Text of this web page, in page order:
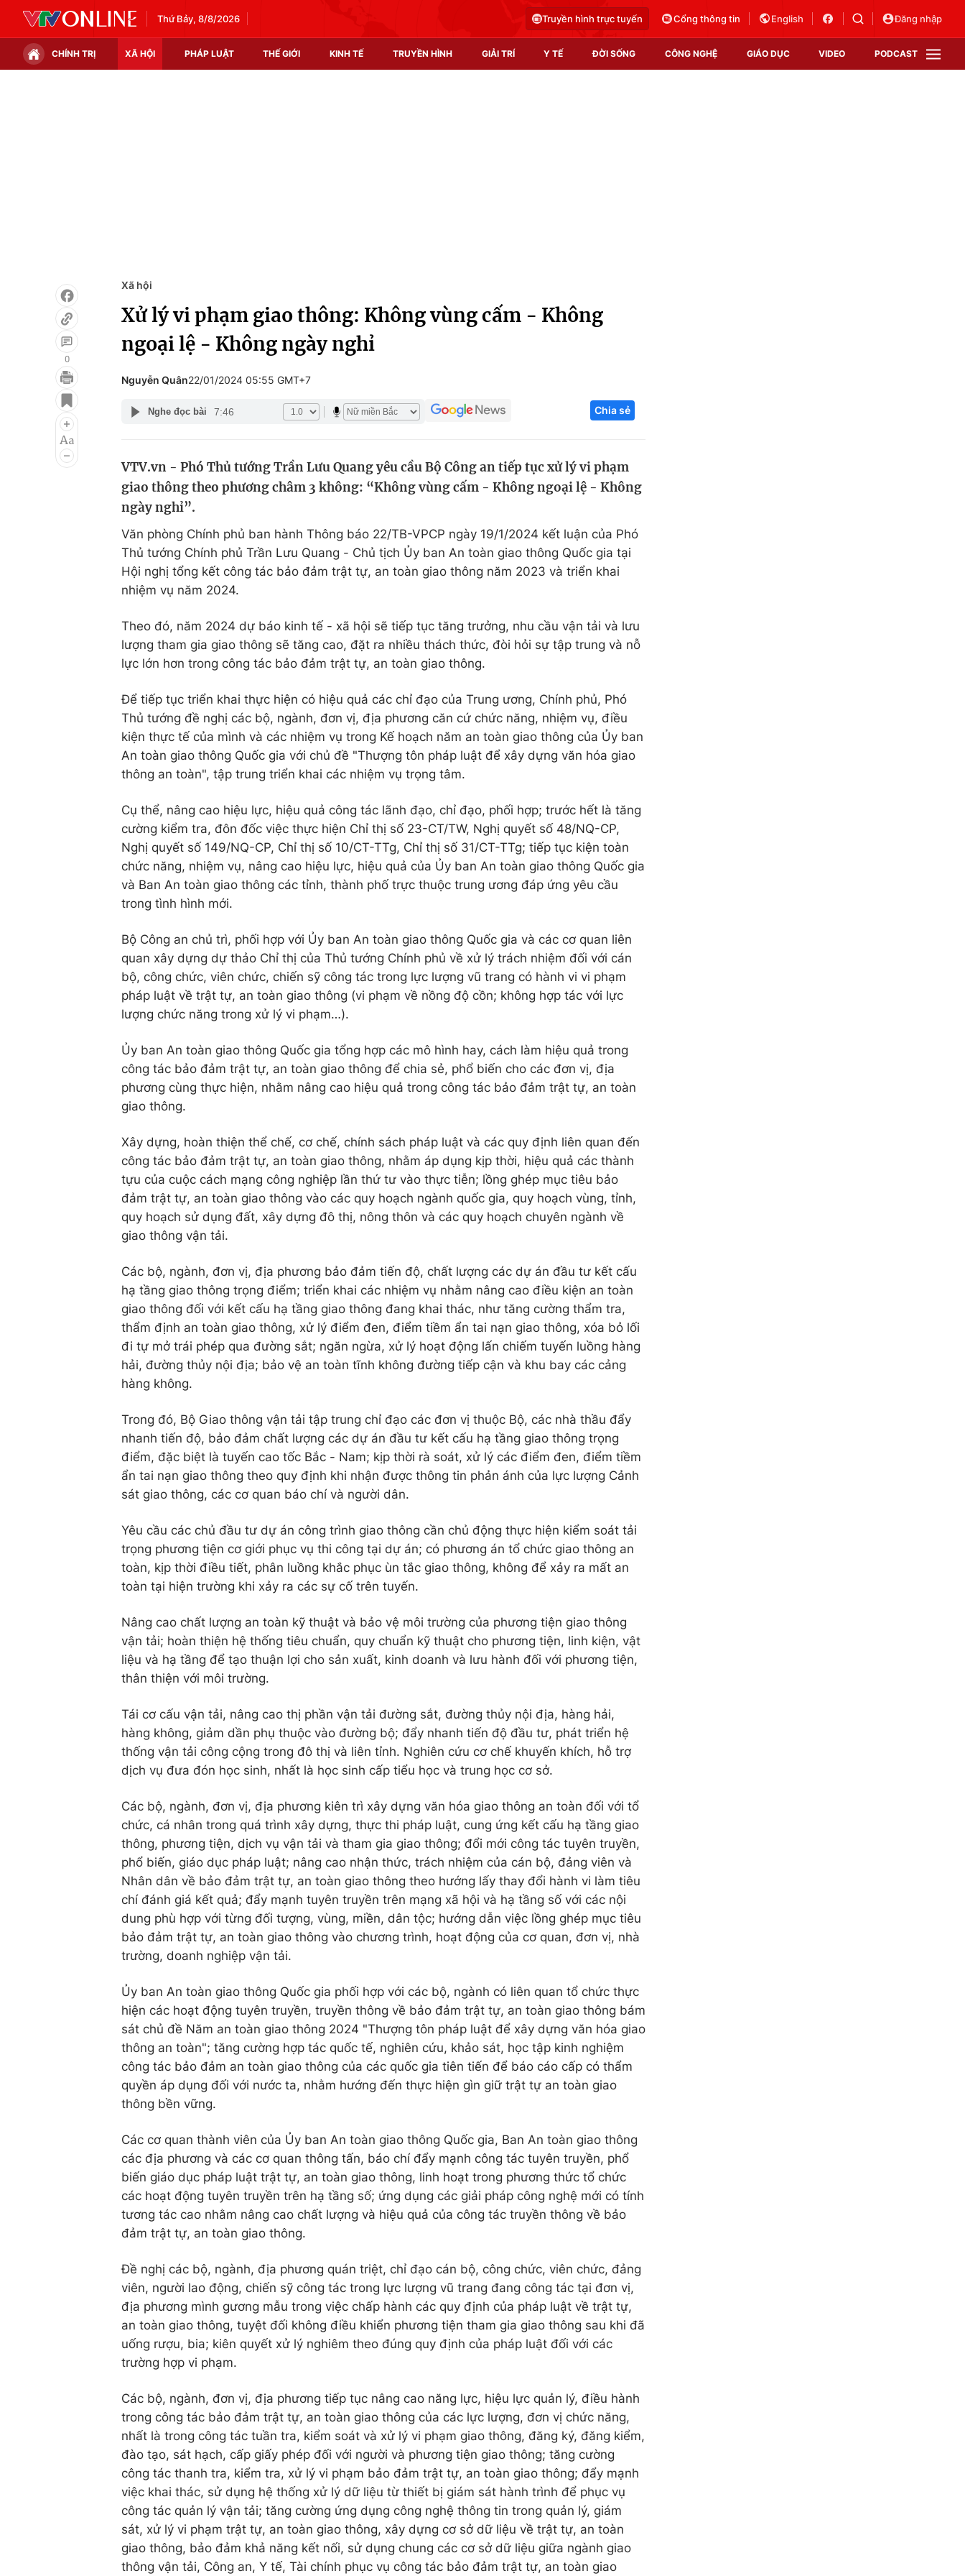
Thứ Bảy, 8/8/2026 Truyền hình trực tuyến Cổng thông tin English Đăng nhập
CHÍNH TRỊ XÃ HỘI PHÁP LUẬT THẾ GIỚI KINH TẾ TRUYỀN HÌNH GIẢI TRÍ Y TẾ ĐỜI SỐNG CÔNG NGHỆ GIÁO DỤC VIDEO PODCAST
Infographic
Điện ảnh
Âm nhạc
Du lịch
Chất lượng cuộc sống
Tuyển sinh
Hitech Công nghệ tương lai
Thị trường
0
Xã hội
Xử lý vi phạm giao thông: Không vùng cấm - Không
ngoại lệ - Không ngày nghỉ
Nguyễn Quân22/01/2024 05:55 GMT+7
Nghe đọc bài 7:46 Chia sẻ
VTV.vn - Phó Thủ tướng Trần Lưu Quang yêu cầu Bộ Công an tiếp tục xử lý vi phạm
giao thông theo phương châm 3 không: “Không vùng cấm - Không ngoại lệ - Không
ngày nghỉ”.
Văn phòng Chính phủ ban hành Thông báo 22/TB-VPCP ngày 19/1/2024 kết luận của Phó
Thủ tướng Chính phủ Trần Lưu Quang - Chủ tịch Ủy ban An toàn giao thông Quốc gia tại
Hội nghị tổng kết công tác bảo đảm trật tự, an toàn giao thông năm 2023 và triển khai
nhiệm vụ năm 2024.
Theo đó, năm 2024 dự báo kinh tế - xã hội sẽ tiếp tục tăng trưởng, nhu cầu vận tải và lưu
lượng tham gia giao thông sẽ tăng cao, đặt ra nhiều thách thức, đòi hỏi sự tập trung và nỗ
lực lớn hơn trong công tác bảo đảm trật tự, an toàn giao thông.
Để tiếp tục triển khai thực hiện có hiệu quả các chỉ đạo của Trung ương, Chính phủ, Phó
Thủ tướng đề nghị các bộ, ngành, đơn vị, địa phương căn cứ chức năng, nhiệm vụ, điều
kiện thực tế của mình và các nhiệm vụ trong Kế hoạch năm an toàn giao thông của Ủy ban
An toàn giao thông Quốc gia với chủ đề "Thượng tôn pháp luật để xây dựng văn hóa giao
thông an toàn", tập trung triển khai các nhiệm vụ trọng tâm.
Cụ thể, nâng cao hiệu lực, hiệu quả công tác lãnh đạo, chỉ đạo, phối hợp; trước hết là tăng
cường kiểm tra, đôn đốc việc thực hiện Chỉ thị số 23-CT/TW, Nghị quyết số 48/NQ-CP,
Nghị quyết số 149/NQ-CP, Chỉ thị số 10/CT-TTg, Chỉ thị số 31/CT-TTg; tiếp tục kiện toàn
chức năng, nhiệm vụ, nâng cao hiệu lực, hiệu quả của Ủy ban An toàn giao thông Quốc gia
và Ban An toàn giao thông các tỉnh, thành phố trực thuộc trung ương đáp ứng yêu cầu
trong tình hình mới.
Bộ Công an chủ trì, phối hợp với Ủy ban An toàn giao thông Quốc gia và các cơ quan liên
quan xây dựng dự thảo Chỉ thị của Thủ tướng Chính phủ về xử lý trách nhiệm đối với cán
bộ, công chức, viên chức, chiến sỹ công tác trong lực lượng vũ trang có hành vi vi phạm
pháp luật về trật tự, an toàn giao thông (vi phạm về nồng độ cồn; không hợp tác với lực
lượng chức năng trong xử lý vi phạm…).
Ủy ban An toàn giao thông Quốc gia tổng hợp các mô hình hay, cách làm hiệu quả trong
công tác bảo đảm trật tự, an toàn giao thông để chia sẻ, phổ biến cho các đơn vị, địa
phương cùng thực hiện, nhằm nâng cao hiệu quả trong công tác bảo đảm trật tự, an toàn
giao thông.
Xây dựng, hoàn thiện thể chế, cơ chế, chính sách pháp luật và các quy định liên quan đến
công tác bảo đảm trật tự, an toàn giao thông, nhằm áp dụng kịp thời, hiệu quả các thành
tựu của cuộc cách mạng công nghiệp lần thứ tư vào thực tiễn; lồng ghép mục tiêu bảo
đảm trật tự, an toàn giao thông vào các quy hoạch ngành quốc gia, quy hoạch vùng, tỉnh,
quy hoạch sử dụng đất, xây dựng đô thị, nông thôn và các quy hoạch chuyên ngành về
giao thông vận tải.
Các bộ, ngành, đơn vị, địa phương bảo đảm tiến độ, chất lượng các dự án đầu tư kết cấu
hạ tầng giao thông trọng điểm; triển khai các nhiệm vụ nhằm nâng cao điều kiện an toàn
giao thông đối với kết cấu hạ tầng giao thông đang khai thác, như tăng cường thẩm tra,
thẩm định an toàn giao thông, xử lý điểm đen, điểm tiềm ẩn tai nạn giao thông, xóa bỏ lối
đi tự mở trái phép qua đường sắt; ngăn ngừa, xử lý hoạt động lấn chiếm tuyến luồng hàng
hải, đường thủy nội địa; bảo vệ an toàn tĩnh không đường tiếp cận và khu bay các cảng
hàng không.
Trong đó, Bộ Giao thông vận tải tập trung chỉ đạo các đơn vị thuộc Bộ, các nhà thầu đẩy
nhanh tiến độ, bảo đảm chất lượng các dự án đầu tư kết cấu hạ tầng giao thông trọng
điểm, đặc biệt là tuyến cao tốc Bắc - Nam; kịp thời rà soát, xử lý các điểm đen, điểm tiềm
ẩn tai nạn giao thông theo quy định khi nhận được thông tin phản ánh của lực lượng Cảnh
sát giao thông, các cơ quan báo chí và người dân.
Yêu cầu các chủ đầu tư dự án công trình giao thông cần chủ động thực hiện kiểm soát tải
trọng phương tiện cơ giới phục vụ thi công tại dự án; có phương án tổ chức giao thông an
toàn, kịp thời điều tiết, phân luồng khắc phục ùn tắc giao thông, không để xảy ra mất an
toàn tại hiện trường khi xảy ra các sự cố trên tuyến.
Nâng cao chất lượng an toàn kỹ thuật và bảo vệ môi trường của phương tiện giao thông
vận tải; hoàn thiện hệ thống tiêu chuẩn, quy chuẩn kỹ thuật cho phương tiện, linh kiện, vật
liệu và hạ tầng để tạo thuận lợi cho sản xuất, kinh doanh và lưu hành đối với phương tiện,
thân thiện với môi trường.
Tái cơ cấu vận tải, nâng cao thị phần vận tải đường sắt, đường thủy nội địa, hàng hải,
hàng không, giảm dần phụ thuộc vào đường bộ; đẩy nhanh tiến độ đầu tư, phát triển hệ
thống vận tải công cộng trong đô thị và liên tỉnh. Nghiên cứu cơ chế khuyến khích, hỗ trợ
dịch vụ đưa đón học sinh, nhất là học sinh cấp tiểu học và trung học cơ sở.
Các bộ, ngành, đơn vị, địa phương kiên trì xây dựng văn hóa giao thông an toàn đối với tổ
chức, cá nhân trong quá trình xây dựng, thực thi pháp luật, cung ứng kết cấu hạ tầng giao
thông, phương tiện, dịch vụ vận tải và tham gia giao thông; đổi mới công tác tuyên truyền,
phổ biến, giáo dục pháp luật; nâng cao nhận thức, trách nhiệm của cán bộ, đảng viên và
Nhân dân về bảo đảm trật tự, an toàn giao thông theo hướng lấy thay đổi hành vi làm tiêu
chí đánh giá kết quả; đẩy mạnh tuyên truyền trên mạng xã hội và hạ tầng số với các nội
dung phù hợp với từng đối tượng, vùng, miền, dân tộc; hướng dẫn việc lồng ghép mục tiêu
bảo đảm trật tự, an toàn giao thông vào chương trình, hoạt động của cơ quan, đơn vị, nhà
trường, doanh nghiệp vận tải.
Ủy ban An toàn giao thông Quốc gia phối hợp với các bộ, ngành có liên quan tổ chức thực
hiện các hoạt động tuyên truyền, truyền thông về bảo đảm trật tự, an toàn giao thông bám
sát chủ đề Năm an toàn giao thông 2024 "Thượng tôn pháp luật để xây dựng văn hóa giao
thông an toàn"; tăng cường hợp tác quốc tế, nghiên cứu, khảo sát, học tập kinh nghiệm
công tác bảo đảm an toàn giao thông của các quốc gia tiên tiến để báo cáo cấp có thẩm
quyền áp dụng đối với nước ta, nhằm hướng đến thực hiện gìn giữ trật tự an toàn giao
thông bền vững.
Các cơ quan thành viên của Ủy ban An toàn giao thông Quốc gia, Ban An toàn giao thông
các địa phương và các cơ quan thông tấn, báo chí đẩy mạnh công tác tuyên truyền, phổ
biến giáo dục pháp luật trật tự, an toàn giao thông, linh hoạt trong phương thức tổ chức
các hoạt động tuyên truyền trên hạ tầng số; ứng dụng các giải pháp công nghệ mới có tính
tương tác cao nhằm nâng cao chất lượng và hiệu quả của công tác truyền thông về bảo
đảm trật tự, an toàn giao thông.
Đề nghị các bộ, ngành, địa phương quán triệt, chỉ đạo cán bộ, công chức, viên chức, đảng
viên, người lao động, chiến sỹ công tác trong lực lượng vũ trang đang công tác tại đơn vị,
địa phương mình gương mẫu trong việc chấp hành các quy định của pháp luật về trật tự,
an toàn giao thông, tuyệt đối không điều khiển phương tiện tham gia giao thông sau khi đã
uống rượu, bia; kiên quyết xử lý nghiêm theo đúng quy định của pháp luật đối với các
trường hợp vi phạm.
Các bộ, ngành, đơn vị, địa phương tiếp tục nâng cao năng lực, hiệu lực quản lý, điều hành
trong công tác bảo đảm trật tự, an toàn giao thông của các lực lượng, đơn vị chức năng,
nhất là trong công tác tuần tra, kiểm soát và xử lý vi phạm giao thông, đăng ký, đăng kiểm,
đào tạo, sát hạch, cấp giấy phép đối với người và phương tiện giao thông; tăng cường
công tác thanh tra, kiểm tra, xử lý vi phạm bảo đảm trật tự, an toàn giao thông; đẩy mạnh
việc khai thác, sử dụng hệ thống xử lý dữ liệu từ thiết bị giám sát hành trình để phục vụ
công tác quản lý vận tải; tăng cường ứng dụng công nghệ thông tin trong quản lý, giám
sát, xử lý vi phạm trật tự, an toàn giao thông, xây dựng cơ sở dữ liệu về trật tự, an toàn
giao thông, bảo đảm khả năng kết nối, sử dụng chung các cơ sở dữ liệu giữa ngành giao
thông vận tải, Công an, Y tế, Tài chính phục vụ công tác bảo đảm trật tự, an toàn giao